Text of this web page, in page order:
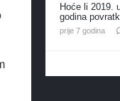
Hoće li 2019.
godina
prije 7 godina